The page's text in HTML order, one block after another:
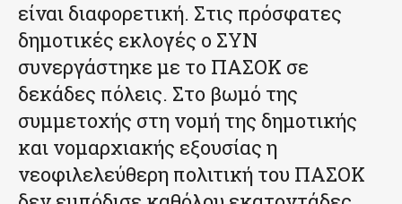
είναι διαφορετική. Στις πρόσφατες
δημοτικές εκλογές ο ΣΥΝ
συνεργάστηκε με το ΠΑΣΟΚ σε
δεκάδες πόλεις. Στο βωμό της
συμμετοχής στη νομή της δημοτικής
και νομαρχιακής εξουσίας η
νεοφιλελεύθερη πολιτική του ΠΑΣΟΚ